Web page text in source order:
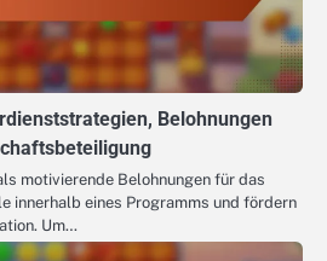
Belohnungen
motivierende Belohnungen für das
innerhalb eines Programms und fördern
Um…